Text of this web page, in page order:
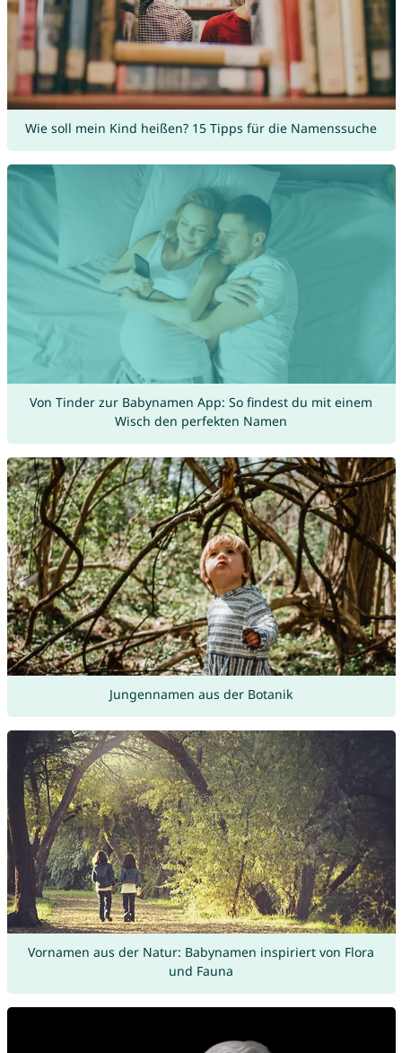
Wie soll mein Kind heißen? 15 Tipps für die Namenssuche
Von Tinder zur Babynamen App: So findest du mit einem
Wisch den perfekten Namen
Jungennamen aus der Botanik
Vornamen aus der Natur: Babynamen inspiriert von Flora
und Fauna